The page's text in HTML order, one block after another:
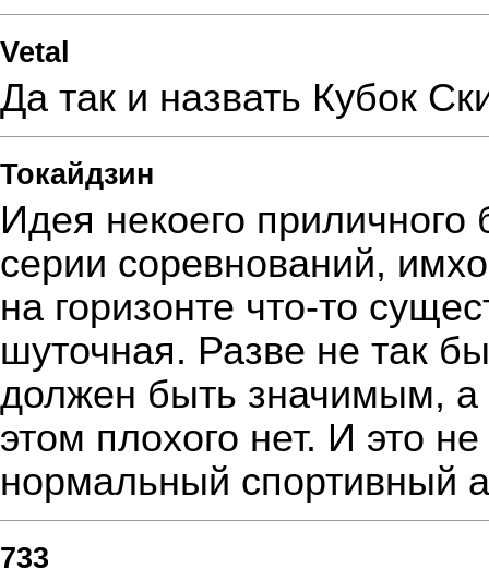
Vetal
Да так и назвать Кубок
Токайдзин
Идея некоего
серии соревнований,
на горизонте что-то
шуточная. Разве не так
должен быть значимым, а
этом плохого нет. И это
нормальный спортивный
733